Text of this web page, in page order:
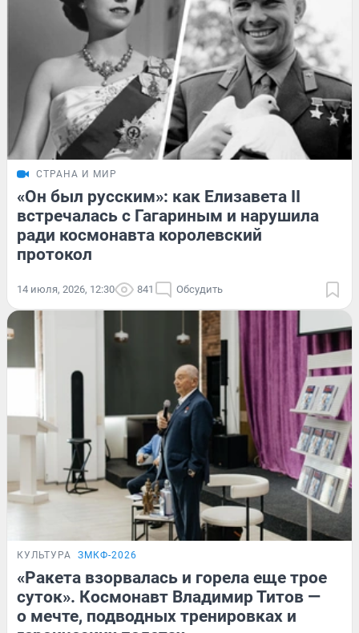
СТРАНА И МИР
«Он был русским»: как Елизавета II
встречалась с Гагариным и нарушила
ради космонавта королевский
протокол
14 июля, 2026, 12:30 841 Обсудить
КУЛЬТУРА ЗМКФ-2026
«Ракета взорвалась и горела еще трое
суток». Космонавт Владимир Титов —
о мечте, подводных тренировках и